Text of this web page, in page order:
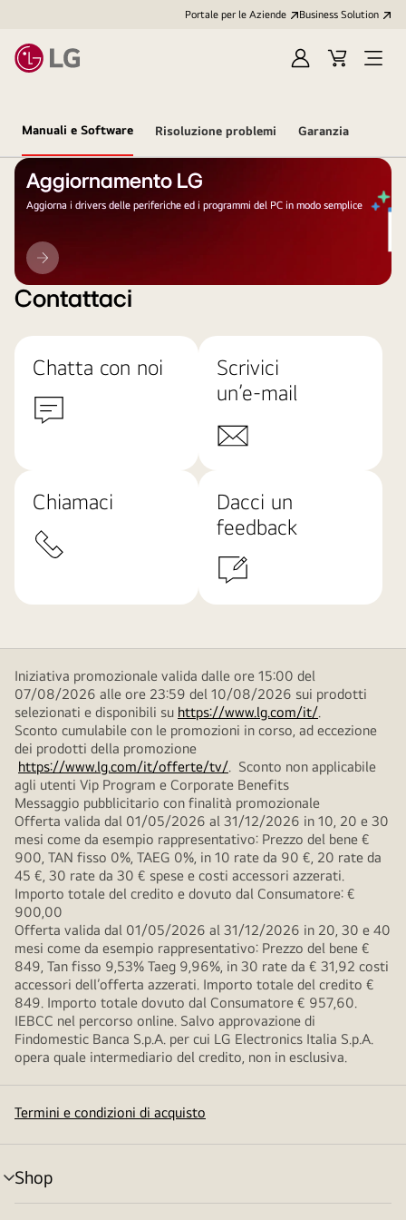
Portale per le Aziende Business Solution
AccediCart
Open
Manuali e Software Risoluzione problemi Garanzia
Aggiornamento LG
Aggiorna i drivers delle periferiche ed i programmi del PC in modo semplice
Aggiornamento
LG
Contattaci
Chatta con noi
Scrivici
un’e-mail
Chiamaci
Dacci un
feedback
Iniziativa promozionale valida dalle ore 15:00 del
07/08/2026 alle ore 23:59 del 10/08/2026 sui prodotti
selezionati e disponibili su https://www.lg.com/it/.
Sconto cumulabile con le promozioni in corso, ad eccezione
dei prodotti della promozione
https://www.lg.com/it/offerte/tv/. Sconto non applicabile
agli utenti Vip Program e Corporate Benefits
Messaggio pubblicitario con finalità promozionale
Offerta valida dal 01/05/2026 al 31/12/2026 in 10, 20 e 30
mesi come da esempio rappresentativo: Prezzo del bene €
900, TAN fisso 0%, TAEG 0%, in 10 rate da 90 €, 20 rate da
45 €, 30 rate da 30 € spese e costi accessori azzerati.
Importo totale del credito e dovuto dal Consumatore: €
900,00
Offerta valida dal 01/05/2026 al 31/12/2026 in 20, 30 e 40
mesi come da esempio rappresentativo: Prezzo del bene €
849, Tan fisso 9,53% Taeg 9,96%, in 30 rate da € 31,92 costi
accessori dell’offerta azzerati. Importo totale del credito €
849. Importo totale dovuto dal Consumatore € 957,60.
IEBCC nel percorso online. Salvo approvazione di
Findomestic Banca S.p.A. per cui LG Electronics Italia S.p.A.
opera quale intermediario del credito, non in esclusiva.
Termini e condizioni di acquisto
Shop
Attivazione
menu